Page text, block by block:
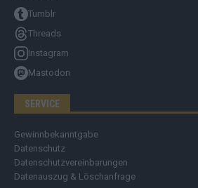
Tumblr
Threads
Instagram
Mastodon
SERVICE
Gewinnbekanntgabe
Datenschutz
Datenschutzvereinbarungen
Datenauszug & Löschanfrage